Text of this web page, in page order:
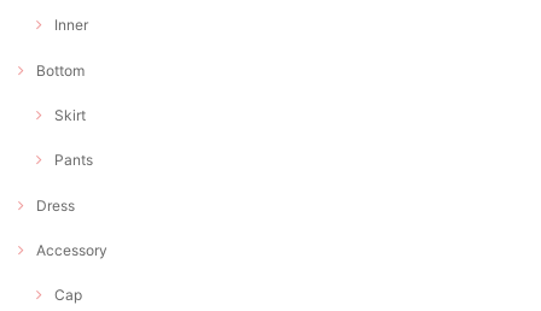
Inner
Bottom
Skirt
Pants
Dress
Accessory
Cap